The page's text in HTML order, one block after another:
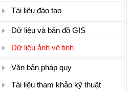
Tài liệu đào tạo
Dữ liệu và bản đồ GIS
Dữ liệu ảnh vệ tinh
Văn bản pháp quy
Tài liệu tham khảo kỹ thuật